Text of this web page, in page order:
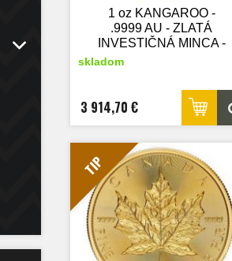
1 oz KANGAROO -
.9999 AU - ZLATÁ
INVESTIČNÁ MINCA -
skladom
3 914,70 €
TIP